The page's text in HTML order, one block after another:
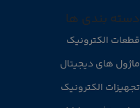
دسته بندی ها
قطعات الکترونیک
ماژول های دیجیتال
تجهیزات الکترونیک